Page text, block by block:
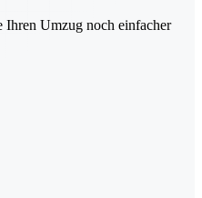
Ihren Umzug noch einfacher